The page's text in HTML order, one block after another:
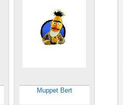
Muppet Bert